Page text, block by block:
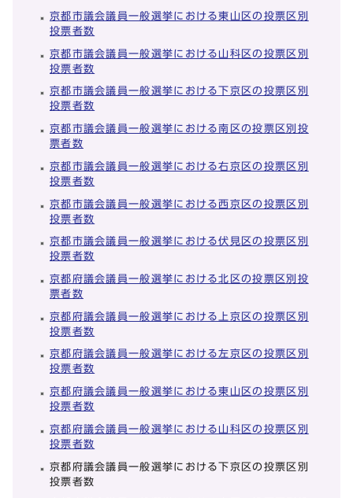
京都市議会議員一般選挙における東山区の投票区別
投票者数
京都市議会議員一般選挙における山科区の投票区別
投票者数
京都市議会議員一般選挙における下京区の投票区別
投票者数
京都市議会議員一般選挙における南区の投票区別投
票者数
京都市議会議員一般選挙における右京区の投票区別
投票者数
京都市議会議員一般選挙における西京区の投票区別
投票者数
京都市議会議員一般選挙における伏見区の投票区別
投票者数
京都府議会議員一般選挙における北区の投票区別投
票者数
京都府議会議員一般選挙における上京区の投票区別
投票者数
京都府議会議員一般選挙における左京区の投票区別
投票者数
京都府議会議員一般選挙における東山区の投票区別
投票者数
京都府議会議員一般選挙における山科区の投票区別
投票者数
京都府議会議員一般選挙における下京区の投票区別
投票者数